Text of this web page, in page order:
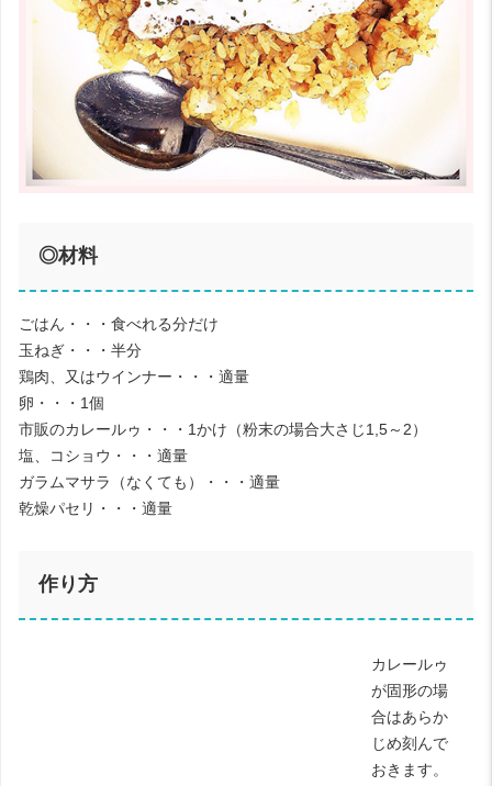
◎材料
ごはん・・・食べれる分だけ
玉ねぎ・・・半分
鶏肉、又はウインナー・・・適量
卵・・・1個
市販のカレールゥ・・・1かけ（粉末の場合大さじ1,5～2）
塩、コショウ・・・適量
ガラムマサラ（なくても）・・・適量
乾燥パセリ・・・適量
作り方
カレールゥ
が固形の場
合はあらか
じめ刻んで
おきます。